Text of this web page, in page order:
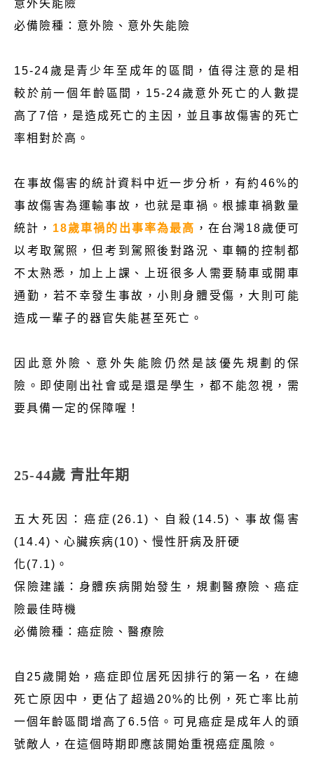
意外失能險
必備險種：意外險、意外失能險
15-24歲是青少年至成年的區間，值得注意的是相
較於前一個年齡區間，15-24歲意外死亡的人數提
高了7倍，是造成死亡的主因，並且事故傷害的死亡
率相對於高。
在事故傷害的統計資料中近一步分析，有約46%的
事故傷害為運輸事故，也就是車禍。根據車禍數量
統計， 18歲車禍的出事率為最高 ，在台灣18歲便可
以考取駕照，但考到駕照後對路況、車輛的控制都
不太熟悉，加上上課、上班很多人需要騎車或開車
通勤，若不幸發生事故，小則身體受傷，大則可能
造成一輩子的器官失能甚至死亡。
因此意外險、意外失能險仍然是該優先規劃的保
險。即使剛出社會或是還是學生，都不能忽視，需
要具備一定的保障喔！
25-44歲 青壯年期
五大死因：癌症(26.1)、自殺(14.5)、事故傷害
(14.4)、心臟疾病(10)、慢性肝病及肝硬
化(7.1)。
保險建議：身體疾病開始發生，規劃醫療險、癌症
險最佳時機
必備險種：癌症險、醫療險
自25歲開始，癌症即位居死因排行的第一名，在總
死亡原因中，更佔了超過20%的比例，死亡率比前
一個年齡區間增高了6.5倍。可見癌症是成年人的頭
號敵人，在這個時期即應該開始重視癌症風險。